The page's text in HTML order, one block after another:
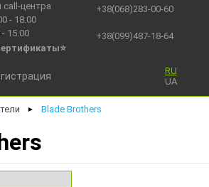
центра
- 18.00
15.00
⭐
+38(068)283-00-60
+38(099)487-18-64
RU
UA
► Blade Brothers